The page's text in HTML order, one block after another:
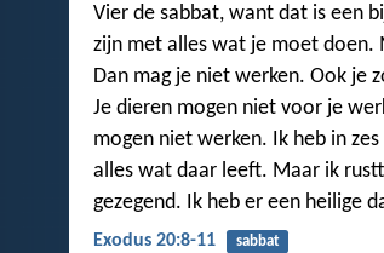
Vier de sabbat, want dat is een
zijn met alles wat je moet doen.
Dan mag je niet werken. Ook je
Je dieren mogen niet voor je
mogen niet werken. Ik heb in
alles wat daar leeft. Maar ik
gezegend. Ik heb er een heilige
Exodus 20:8-11 sabbat